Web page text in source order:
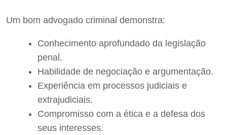
Um bom advogado criminal demonstra:
Conhecimento aprofundado da legislação
penal.
Habilidade de negociação e argumentação.
Experiência em processos judiciais e
extrajudiciais.
Compromisso com a ética e a defesa dos
seus interesses.